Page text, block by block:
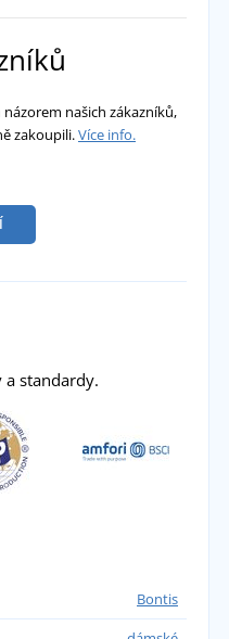
našich zákazníků,
zakoupili.Více info.
standardy.
Bontis